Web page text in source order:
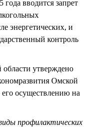
вводится запрет
энергетических, и
контроль
области утверждено
Омской
осуществлению на
профилактических